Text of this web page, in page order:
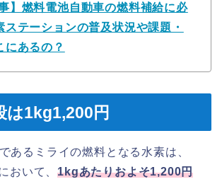
】燃料電池自動車の燃料補給に必
ステーションの普及状況や課題・
にあるの？
は1kg1,200円
あるミライの燃料となる水素は、
おいて、1kgあたりおよそ1,200円